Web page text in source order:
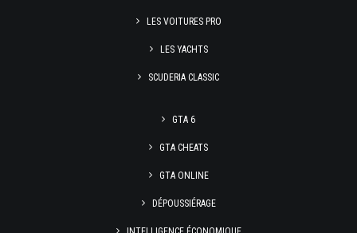
LES VOITURES PRO
LES YACHTS
SCUDERIA CLASSIC
GTA 6
GTA CHEATS
GTA ONLINE
DÉPOUSSIÉRAGE